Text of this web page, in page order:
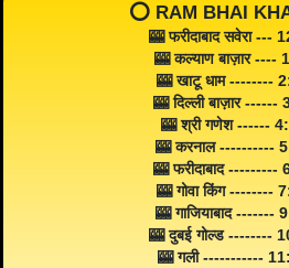
⭕️ RAM BHAI
🎰 फरीदाबाद सवेरा ---
🎰 कल्याण बाज़ार ----
🎰 खाटू धाम --------
🎰 दिल्ली बाज़ार ------
🎰 श्री गणेश ------
🎰 करनाल ----------
🎰 फरीदाबाद ---------
🎰 गोवा किंग --------
🎰 गाजियाबाद -------
🎰 दुबई गोल्ड --------
🎰 गली -----------